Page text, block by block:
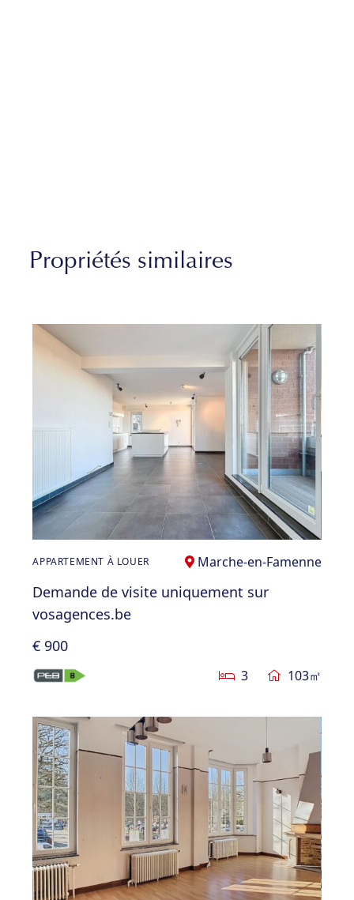
Propriétés similaires
APPARTEMENT À LOUER Marche-en-Famenne
Demande de visite uniquement sur
vosagences.be
€ 900
3 103㎡